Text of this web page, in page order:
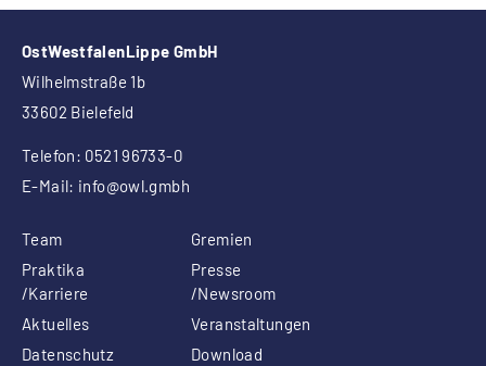
OstWestfalenLippe GmbH
Wilhelmstraße 1b
33602 Bielefeld
Telefon: 0521 96733-0
E-Mail: info@owl.gmbh
Team
Gremien
Praktika
/Karriere
Presse
/Newsroom
Aktuelles
Veranstaltungen
Datenschutz
Download